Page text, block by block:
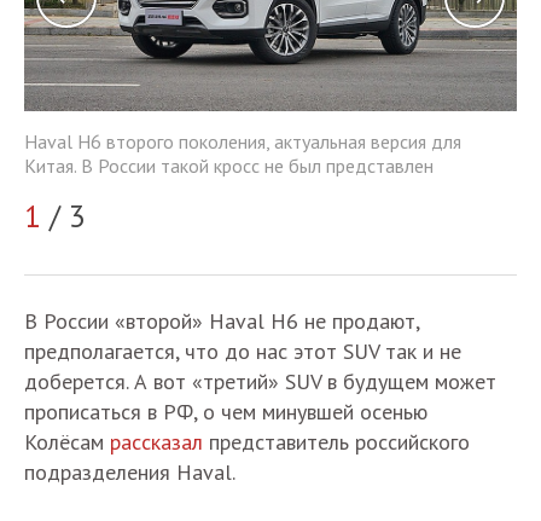
Haval H6 второго поколения, актуальная версия для
Китая. В России такой кросс не был представлен
1 / 3
В России «второй» Haval H6 не продают,
предполагается, что до нас этот SUV так и не
доберется. А вот «третий» SUV в будущем может
прописаться в РФ, о чем минувшей осенью
Колёсам рассказал представитель российского
подразделения Haval.